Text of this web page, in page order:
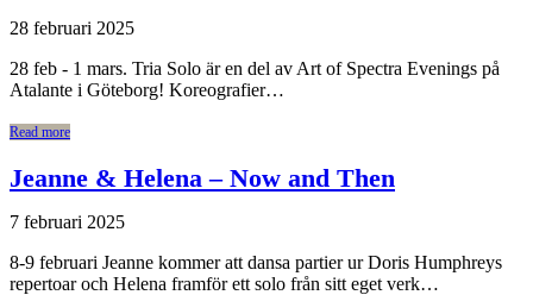
28 februari 2025
28 feb - 1 mars. Tria Solo är en del av Art of Spectra Evenings på
Atalante i Göteborg! Koreografier…
Read more
Jeanne & Helena – Now and Then
7 februari 2025
8-9 februari Jeanne kommer att dansa partier ur Doris Humphreys
repertoar och Helena framför ett solo från sitt eget verk…